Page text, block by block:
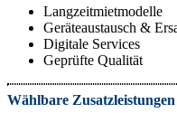
Langzeitmietmodelle
Geräteaustausch &
Digitale Services
Geprüfte Qualität
Wählbare Zusatzleistungen